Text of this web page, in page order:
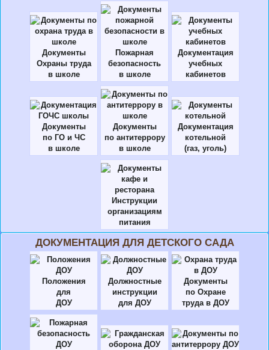
Документы
Охраны труда
в школе
Пожарная
безопасность
в школе
Документация
учебных
кабинетов
Документы
по ГО и ЧС
в школе
Документы
по антитеррору
в школе
Документация
котельной
(газ, уголь)
Инструкции
организациям
питания
ДОКУМЕНТАЦИЯ ДЛЯ ДЕТСКОГО САДА
Положения
для
ДОУ
Должностные
инструкции
для ДОУ
Документы
по Охране
труда в ДОУ